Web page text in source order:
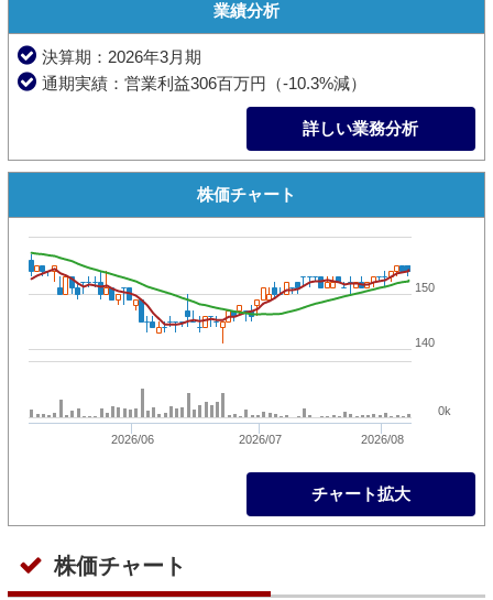
業績分析
決算期：2026年3月期
通期実績：営業利益306百万円（-10.3%減）
詳しい業務分析
株価チャート
2026/06 2026/07 2026/08
140
150
0k
チャート拡大
株価チャート